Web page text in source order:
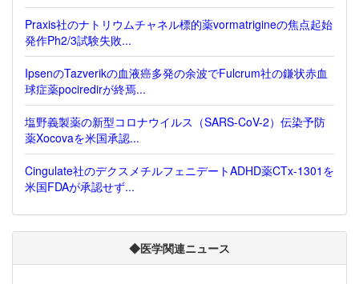
Praxis社のナトリウムチャネル標的薬vormatrigineの焦点起始
発作Ph2/3試験失敗...
IpsenのTazverikの血液癌多発の余波でFulcrum社の鎌状赤血
球症薬pociredirが終焉...
塩野義製薬の新型コロナウイルス（SARS-CoV-2）伝染予防
薬Xocovaを米国承認...
Cingulate社のデクスメチルフェニデートADHD薬CTx-1301を
米国FDAが承認せず...
◆医学関連ニュース